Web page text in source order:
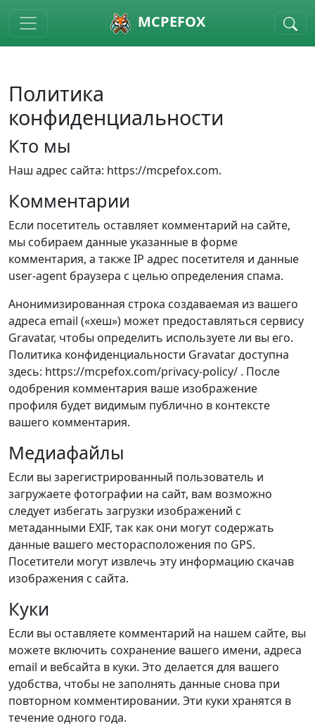
Skip to main content MCPEFOX
Политика
конфиденциальности
Кто мы
Наш адрес сайта: https://mcpefox.com.
Комментарии
Если посетитель оставляет комментарий на сайте,
мы собираем данные указанные в форме
комментария, а также IP адрес посетителя и данные
user-agent браузера с целью определения спама.
Анонимизированная строка создаваемая из вашего
адреса email («хеш») может предоставляться сервису
Gravatar, чтобы определить используете ли вы его.
Политика конфиденциальности Gravatar доступна
здесь: https://mcpefox.com/privacy-policy/ . После
одобрения комментария ваше изображение
профиля будет видимым публично в контексте
вашего комментария.
Медиафайлы
Если вы зарегистрированный пользователь и
загружаете фотографии на сайт, вам возможно
следует избегать загрузки изображений с
метаданными EXIF, так как они могут содержать
данные вашего месторасположения по GPS.
Посетители могут извлечь эту информацию скачав
изображения с сайта.
Куки
Если вы оставляете комментарий на нашем сайте, вы
можете включить сохранение вашего имени, адреса
email и вебсайта в куки. Это делается для вашего
удобства, чтобы не заполнять данные снова при
повторном комментировании. Эти куки хранятся в
течение одного года.